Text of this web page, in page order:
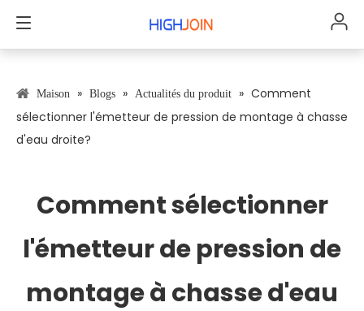
Maison » Blogs » Actualités du produit » Comment
sélectionner l'émetteur de pression de montage à chasse
d'eau droite?
Comment sélectionner
l'émetteur de pression de
montage à chasse d'eau